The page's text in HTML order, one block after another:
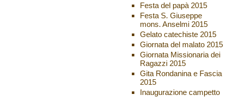
Festa del papà 2015
Festa S. Giuseppe
mons. Anselmi 2015
Gelato catechiste 2015
Giornata del malato 2015
Giornata Missionaria dei
Ragazzi 2015
Gita Rondanina e Fascia
2015
Inaugurazione campetto